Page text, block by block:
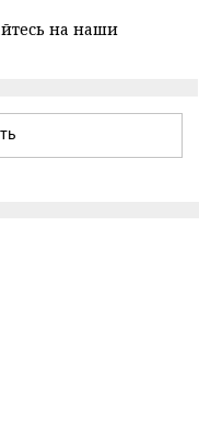
на наши